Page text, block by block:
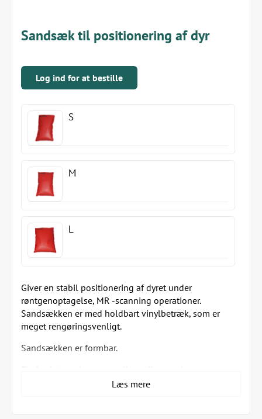
Sandsæk til positionering af dyr
Log ind for at bestille
S
M
L
Giver en stabil positionering af dyret under
røntgenoptagelse, MR -scanning operationer.
Sandsækken er med holdbart vinylbetræk, som er
meget rengøringsvenligt.
Sandsækken er formbar.
Small 15 x 25 cm 1,2 kg
Læs mere